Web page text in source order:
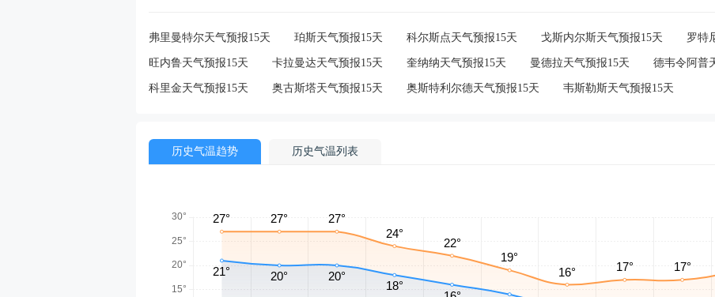
弗里曼特尔天气预报15天 珀斯天气预报15天 科尔斯点天气预报15天 戈斯内尔斯天气预报15天 罗特
旺内鲁天气预报15天 卡拉曼达天气预报15天 奎纳纳天气预报15天 曼德拉天气预报15天 德韦令阿普
科里金天气预报15天 奥古斯塔天气预报15天 奥斯特利尔德天气预报15天 韦斯勒斯天气预报15天
历史气温趋势 历史气温列表